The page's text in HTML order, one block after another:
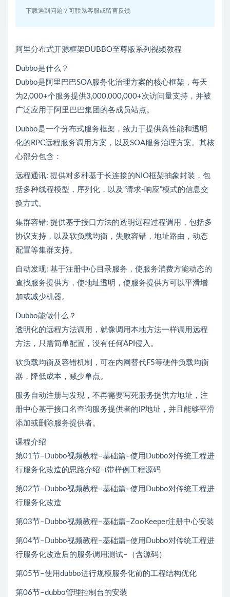
下载遇到问题？可联系客服或留言反馈
阿里分布式开源框架DUBBO至尊版系列视频教程
Dubbo是什么？
Dubbo是阿里巴巴SOA服务化治理方案的核心框架，每天
为2,000+个服务提供3,000,000,000+次访问量支持，并被
广泛应用于阿里巴巴集团的各成员站点。
Dubbo是一个分布式服务框架，致力于提供高性能和透明
化的RPC远程服务调用方案，以及SOA服务治理方案。其核
心部分包含：
远程通讯: 提供对多种基于长连接的NIO框架抽象封装，包
括多种线程模型，序列化，以及“请求-响应”模式的信息交
换方式。
集群容错: 提供基于接口方法的透明远程过程调用，包括多
协议支持，以及软负载均衡，失败容错，地址路由，动态
配置等集群支持。
自动发现: 基于注册中心目录服务，使服务消费方能动态的
查找服务提供方，使地址透明，使服务提供方可以平滑增
加或减少机器。
Dubbo能做什么？
透明化的远程方法调用，就像调用本地方法一样调用远程
方法，只需简单配置，没有任何API侵入。
软负载均衡及容错机制，可在内网替代F5等硬件负载均衡
器，降低成本，减少单点。
服务自动注册与发现，不再需要写死服务提供方地址，注
册中心基于接口名查询服务提供者的IP地址，并且能够平滑
添加或删除服务提供者。
课程介绍
第01节–Dubbo视频教程–基础篇–使用Dubbo对传统工程进
行服务化改造的思路介绍–(带样例工程源码
第02节–Dubbo视频教程–基础篇–使用Dubbo对传统工程进
行服务化改造
第03节–Dubbo视频教程–基础篇–ZooKeeper注册中心安装
第04节–Dubbo视频教程–基础篇–使用Dubbo对传统工程进
行服务化改造后的服务调用测试–（含源码）
第05节–使用dubbo进行规模服务化前的工程结构优化
第06节–dubbo管理控制台的安装